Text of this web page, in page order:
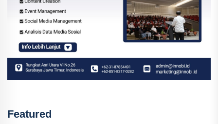
Featured